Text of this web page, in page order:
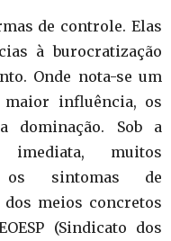
de controle. Elas
à burocratização
Onde nota-se um
maior influência, os
dominação. Sob a
muitos
os sintomas de
meios concretos
(Sindicato dos